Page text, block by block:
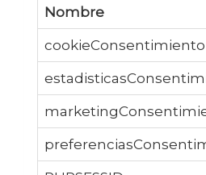
Nombre
cookieConsentimiento